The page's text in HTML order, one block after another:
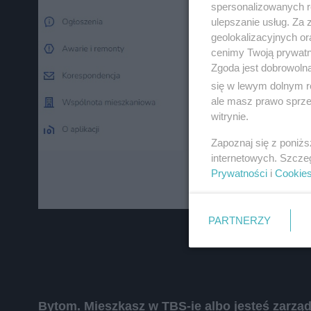
Bytom. Mieszkasz w TBS-ie albo jesteś
Wydawca mediów
spersonalizowanych
ulepszanie usług.
geolokalizacyjnych
cenimy Twoją
Zgoda jest
się w lewym dolnym
ale masz prawo
witrynie.
Zapoznaj się z
internetowych.
Prywatności i
PARTNERZY